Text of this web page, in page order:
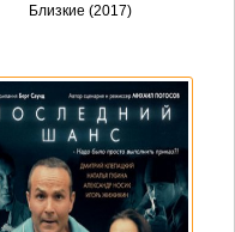
Близкие (2017)